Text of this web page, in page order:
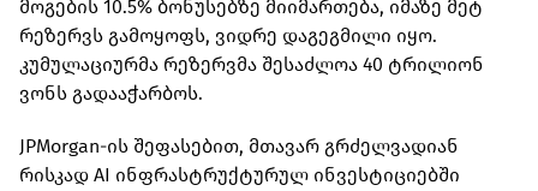
მოგების 10.5% ბონუსებზე მიიმართება, იმაზე მეტ
რეზერვს გამოყოფს, ვიდრე დაგეგმილი იყო.
კუმულაციურმა რეზერვმა შესაძლოა 40 ტრილიონ
ვონს გადააჭარბოს.
JPMorgan-ის შეფასებით, მთავარ გრძელვადიან
რისკად AI ინფრასტრუქტურულ ინვესტიციებში